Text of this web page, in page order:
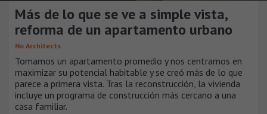
Más de lo que se ve a simple vista,
reforma de un apartamento urbano
No Architects
Tomamos un apartamento promedio y nos centramos en
maximizar su potencial habitable y se creó más de lo que
parece a primera vista. Tras la reconstrucción, la vivienda
incluye un programa de construcción más cercano a una
casa familiar.